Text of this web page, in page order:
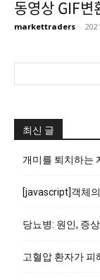
동영상 GIF
markettraders -
최신 글
개미를 퇴치하는
[javascript]객체
당뇨병: 원인, 증
고혈압 환자가 피